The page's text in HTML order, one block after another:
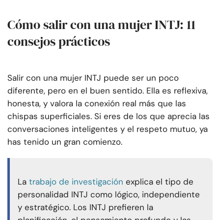
Cómo salir con una mujer INTJ: 11
consejos prácticos
Salir con una mujer INTJ puede ser un poco
diferente, pero en el buen sentido. Ella es reflexiva,
honesta, y valora la conexión real más que las
chispas superficiales. Si eres de los que aprecia las
conversaciones inteligentes y el respeto mutuo, ya
has tenido un gran comienzo.
La trabajo de investigación explica el tipo de
personalidad INTJ como lógico, independiente
y estratégico. Los INTJ prefieren la